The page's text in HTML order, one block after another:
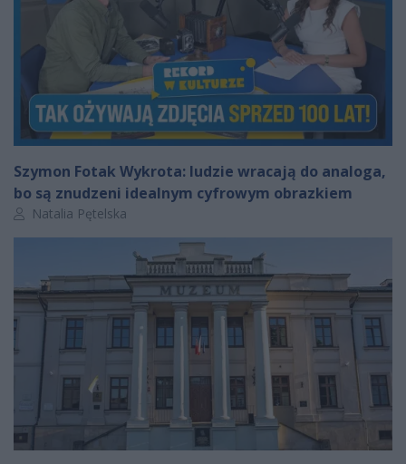
Szymon Fotak Wykrota: ludzie wracają do analoga,
bo są znudzeni idealnym cyfrowym obrazkiem
Autor artykułu:
Natalia Pętelska